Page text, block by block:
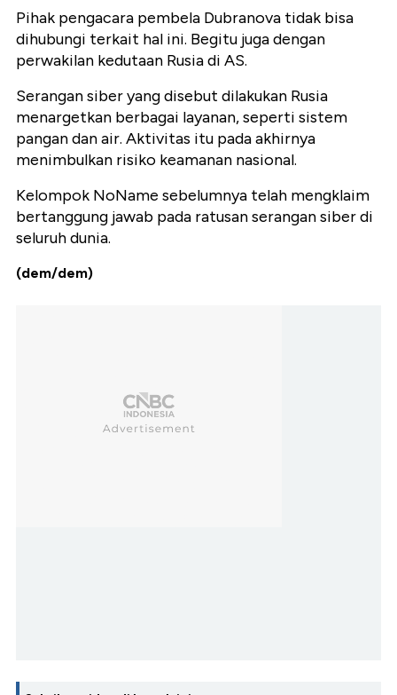
Pihak pengacara pembela Dubranova tidak bisa
dihubungi terkait hal ini. Begitu juga dengan
perwakilan kedutaan Rusia di AS.
Serangan siber yang disebut dilakukan Rusia
menargetkan berbagai layanan, seperti sistem
pangan dan air. Aktivitas itu pada akhirnya
menimbulkan risiko keamanan nasional.
Kelompok NoName sebelumnya telah mengklaim
bertanggung jawab pada ratusan serangan siber di
seluruh dunia.
(dem/dem)